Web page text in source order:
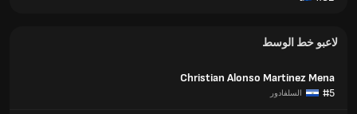
لاعبو خط الوسط
Christian Alonso Martinez Mena
#5
السلفادور